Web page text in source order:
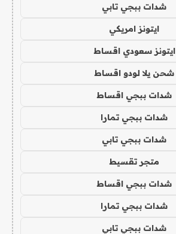
شدات ببجي تابي
ايتونز امريكي
ايتونز سعودي اقساط
شحن يلا لودو اقساط
شدات ببجي اقساط
شدات ببجي تمارا
شدات ببجي تابي
متجر تقسيط
شدات ببجي اقساط
شدات ببجي تمارا
شدات ببجي تابي